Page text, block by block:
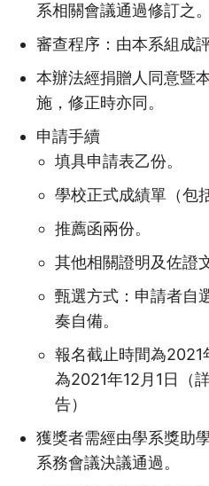
系相關會議通過修訂之。
審查程序：由本系組成
本辦法經捐贈人同意暨
施，修正時亦同。
申請手續
填具申請表乙份。
學校正式成績單（包
推薦函兩份。
其他相關證明及佐證
甄選方式：申請者自
奏自備。
報名截止時間為2021
為2021年12月1日（
告）
獲獎者需經由學系獎助
系務會議決議通過。